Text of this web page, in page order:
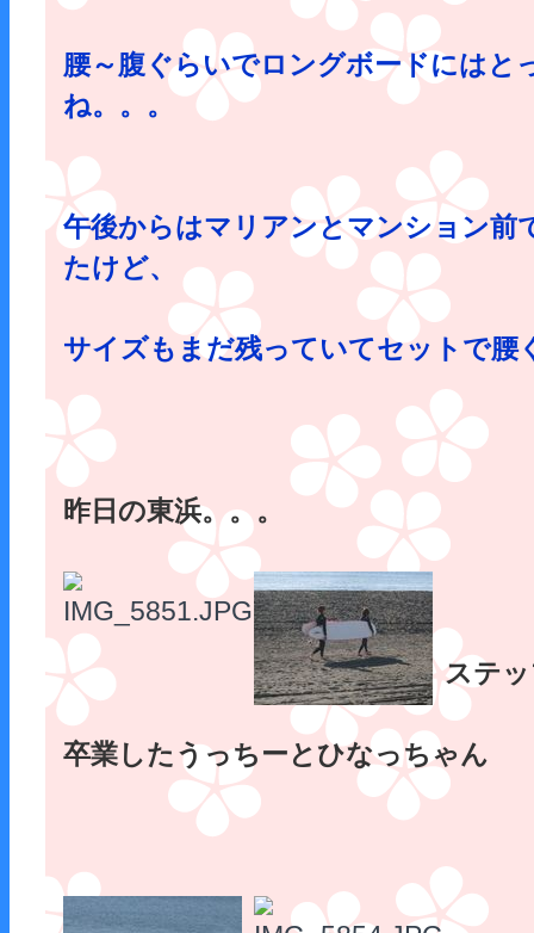
腰～腹ぐらいでロングボードにはと
ね。。。
午後からはマリアンとマンション前
たけど、
サイズもまだ残っていてセットで腰
昨日の東浜。。。
ステ
卒業したうっちーとひなっちゃん